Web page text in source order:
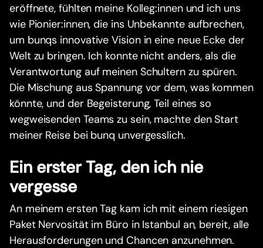
eröffnete, fühlten meine Kolleg:innen und ich uns
wie Pionier:innen, die ins Unbekannte aufbrechen,
um bunqs innovative Vision in eine neue Ecke der
Welt zu bringen. Ich konnte nicht anders, als die
Verantwortung auf meinen Schultern zu spüren.
Die Mischung aus Spannung vor dem, was kommen
könnte, und der Begeisterung, Teil eines so
wegweisenden Teams zu sein, machte den Start
meiner Reise bei bunq unvergesslich.
Ein erster Tag, den ich nie
vergesse
An meinem ersten Tag kam ich mit einem riesigen
Paket Nervosität im Büro in Istanbul an, bereit, alle
Herausforderungen und Chancen anzunehmen.